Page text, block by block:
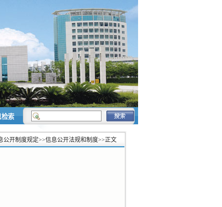
检索
公开制度规定>>信息公开法规和制度>>正文